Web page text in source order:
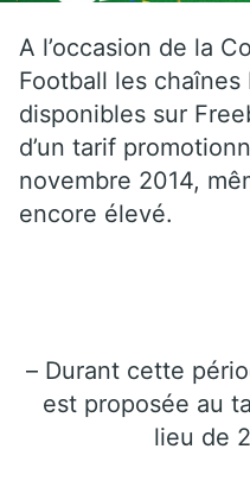
A l’occasion de la
Football les chaînes
disponibles sur
d’un tarif
novembre 2014,
encore élevé.
– Durant cette
est proposée au
lieu de